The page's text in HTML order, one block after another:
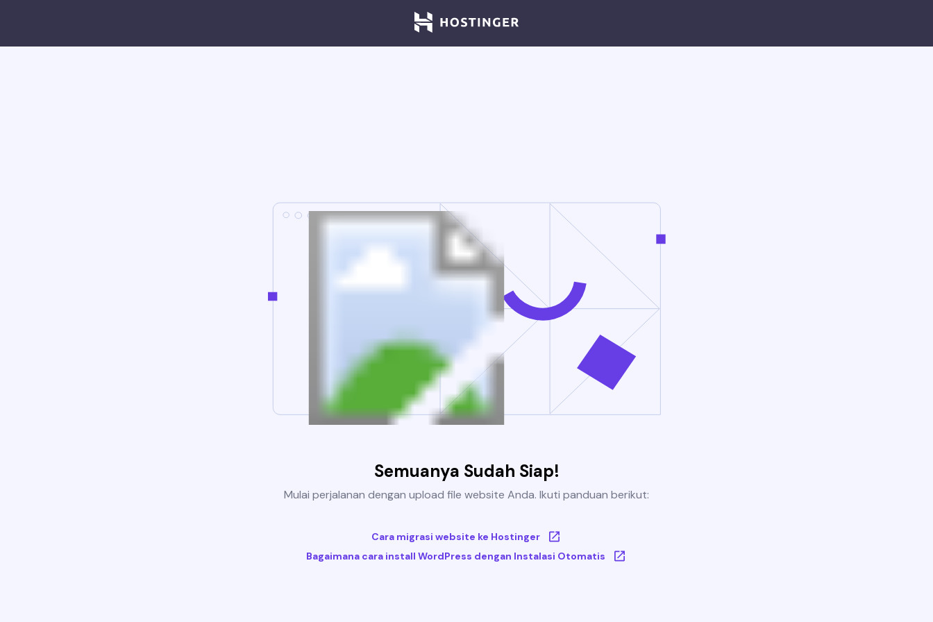
Semuanya Sudah Siap!
Mulai perjalanan dengan upload file website Anda. Ikuti panduan berikut:
Cara migrasi website ke Hostinger
Bagaimana cara install WordPress dengan Instalasi Otomatis